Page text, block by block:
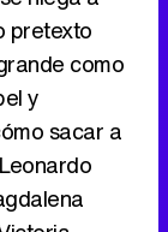
pretexto
como
y
sacar a